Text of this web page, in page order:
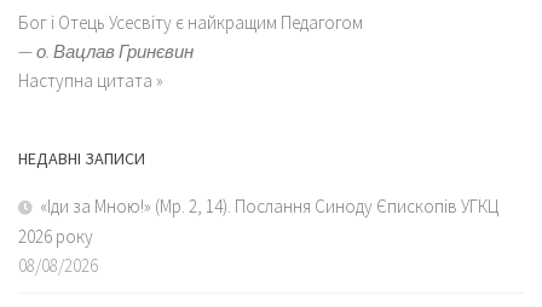
Бог і Отець Усесвіту є найкращим Педагогом
—о. Вацлав Гринєвин
Наступна цитата »
НЕДАВНІ ЗАПИСИ
«Іди за Мною!» (Мр. 2, 14). Послання Синоду Єпископів УГКЦ
2026 року
08/08/2026